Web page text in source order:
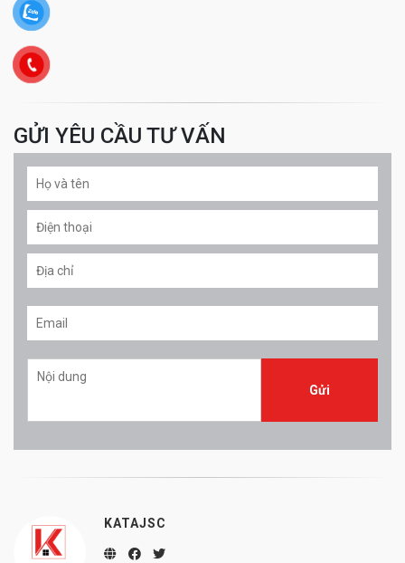
GỬI YÊU CẦU TƯ VẤN
KATAJSC